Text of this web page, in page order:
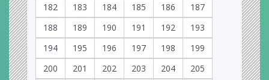
182
183 184 185 186
187
188
189 190 191 192
193
194
195 196 197 198
199
200
201 202 203 204
205